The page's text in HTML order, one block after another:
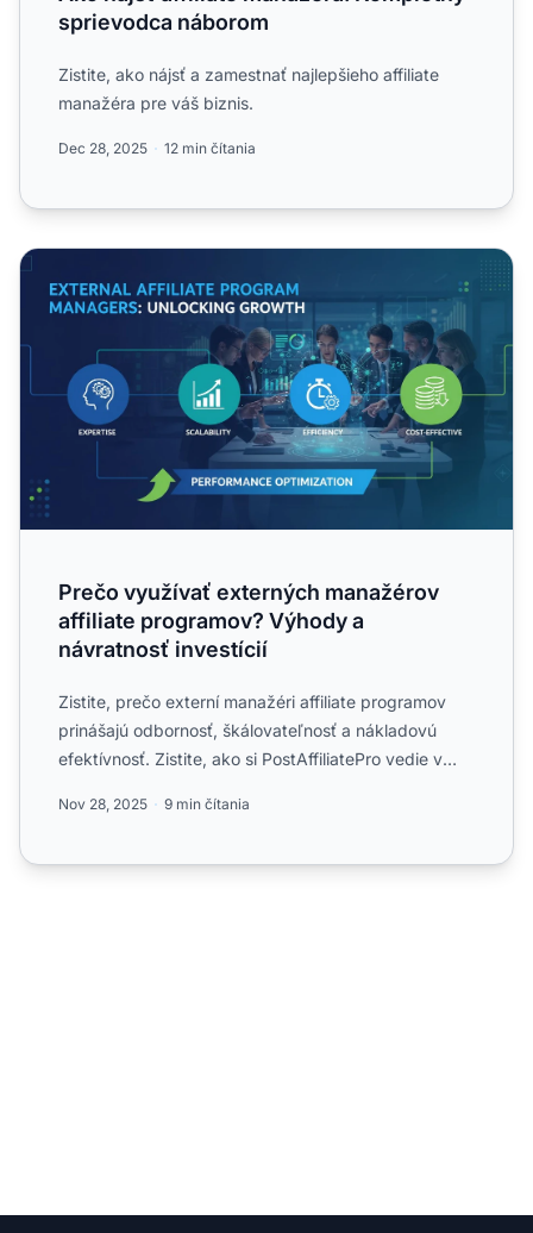
sprievodca náborom
Zistite, ako nájsť a zamestnať najlepšieho affiliate
manažéra pre váš biznis.
Dec 28, 2025 12 min čítania
Prečo využívať externých manažérov affiliate
Prečo využívať externých manažérov
affiliate programov? Výhody a
návratnosť investícií
Zistite, prečo externí manažéri affiliate programov
prinášajú odbornosť, škálovateľnosť a nákladovú
efektívnosť. Zistite, ako si PostAffiliatePro vedie v
Nov 28, 2025 9 min čítania